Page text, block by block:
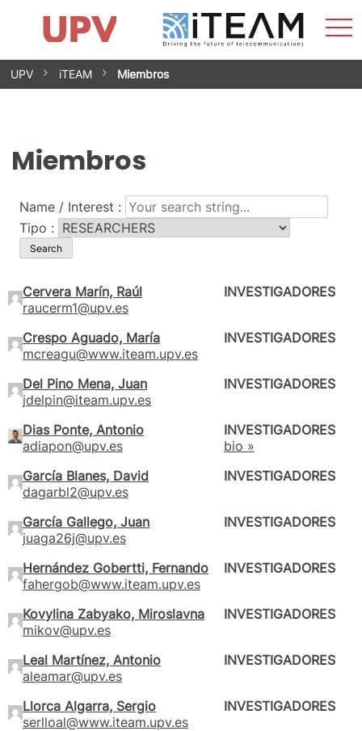
Saltar
Impacto
Grupos de investigación
Instalaciones
Spin-offs
Contacto
Prácticas
Noticias
Unidad de Igualdad
UPV iTEAM Miembros
Miembros
Name / Interest :
Tipo :
Cervera Marín, Raúl
raucerm1@upv.es
INVESTIGADORES
Crespo Aguado, María
mcreagu@www.iteam.upv.es
INVESTIGADORES
Del Pino Mena, Juan
jdelpin@iteam.upv.es
INVESTIGADORES
Dias Ponte, Antonio
adiapon@upv.es
INVESTIGADORES
bio »
García Blanes, David
dagarbl2@upv.es
INVESTIGADORES
García Gallego, Juan
juaga26j@upv.es
INVESTIGADORES
Hernández Gobertti, Fernando
fahergob@www.iteam.upv.es
INVESTIGADORES
Kovylina Zabyako, Miroslavna
mikov@upv.es
INVESTIGADORES
Leal Martínez, Antonio
aleamar@upv.es
INVESTIGADORES
Llorca Algarra, Sergio
serlloal@www.iteam.upv.es
INVESTIGADORES